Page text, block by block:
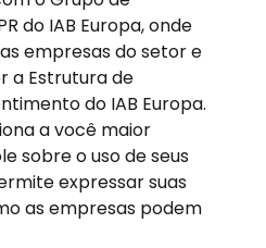
do IAB Europa, onde
empresas do setor e
a Estrutura de
do IAB Europa.
a você maior
sobre o uso de seus
expressar suas
as empresas podem